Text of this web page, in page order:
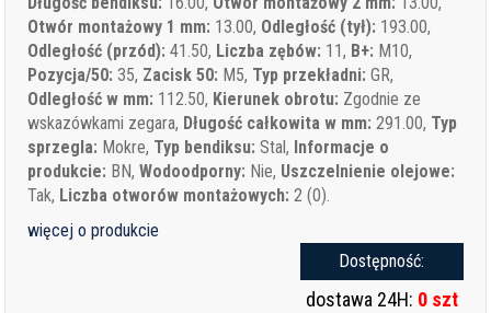
Otwór montażowy 1 mm: 13.00, Odległość (tył): 193.00,
Odległość (przód): 41.50, Liczba zębów: 11, B+: M10,
Pozycja/50: 35, Zacisk 50: M5, Typ przekładni: GR,
Odległość w mm: 112.50, Kierunek obrotu: Zgodnie ze
wskazówkami zegara, Długość całkowita w mm: 291.00, Typ
sprzegla: Mokre, Typ bendiksu: Stal, Informacje o
produkcie: BN,Wodoodporny: Nie, Uszczelnienie olejowe:
Tak, Liczba otworów montażowych: 2 (0).
więcej o produkcie
Dostępność:
dostawa 24H: 0 szt